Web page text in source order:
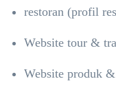
restoran (profil
Website tour &
Website produk